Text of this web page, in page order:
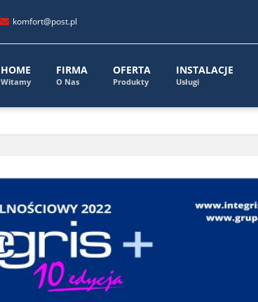
komfort@post.pl
HOME
Witamy
FIRMA
O Nas
OFERTA
Produkty
INSTALACJE
Usługi